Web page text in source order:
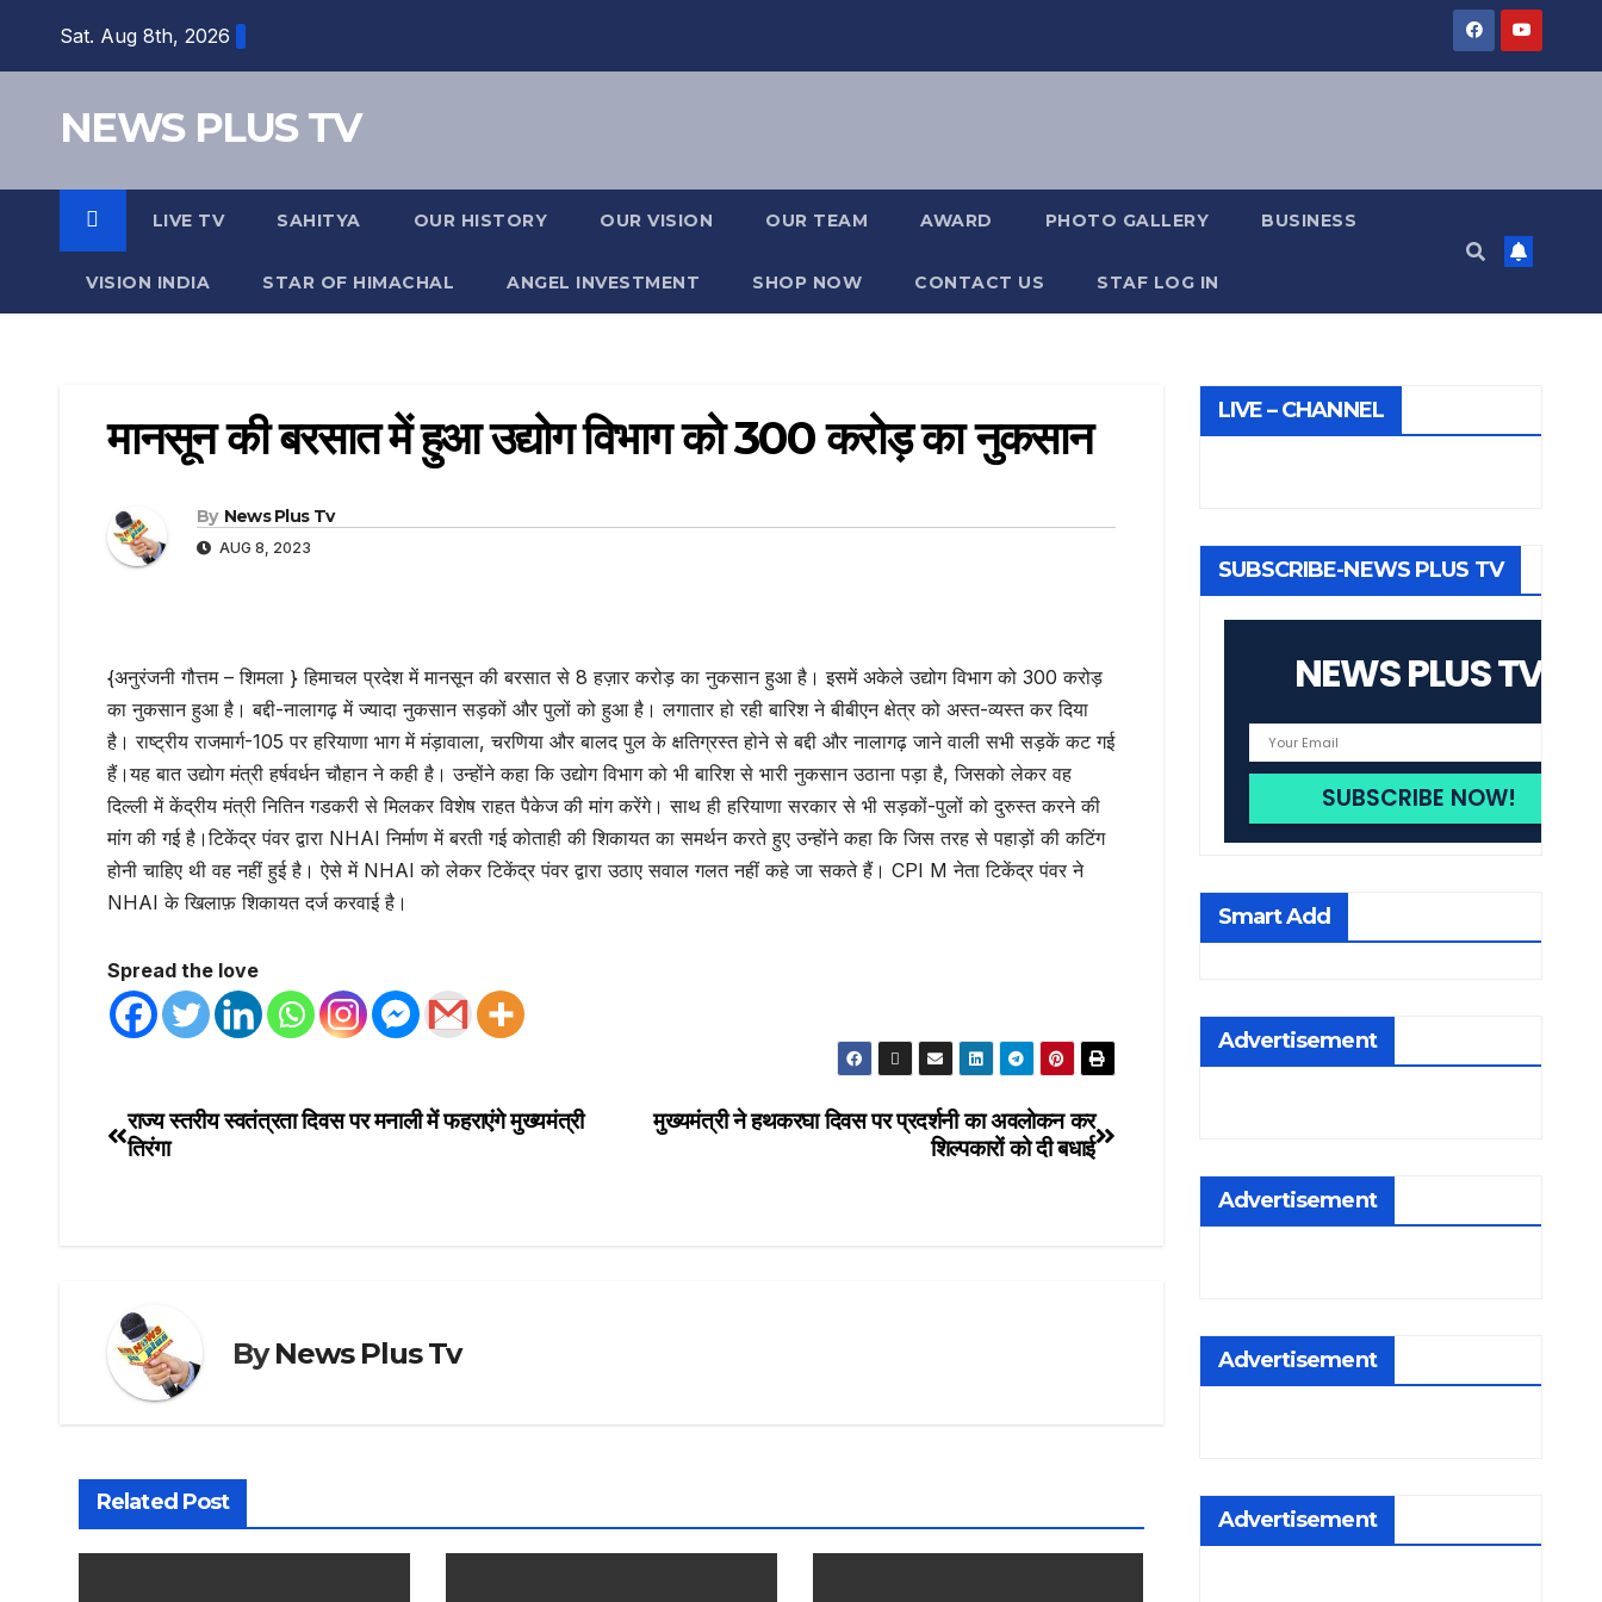
Sat. Aug 8th, 2026
NEWS PLUS TV
LIVE TV SAHITYA OUR HISTORY OUR VISION OUR TEAM AWARD PHOTO GALLERY BUSINESS
VISION INDIA STAR OF HIMACHAL ANGEL INVESTMENT SHOP NOW CONTACT US STAF LOG IN
मानसून की बरसात में हुआ उद्योग विभाग को 300 करोड़ का नुकसान
By News Plus Tv
AUG 8, 2023
{अनुरंजनी गौत्तम – शिमला } हिमाचल प्रदेश में मानसून की बरसात से 8 हज़ार करोड़ का नुकसान हुआ है। इसमें अकेले उद्योग विभाग को 300 करोड़
का नुकसान हुआ है। बद्दी-नालागढ़ में ज्यादा नुकसान सड़कों और पुलों को हुआ है। लगातार हो रही बारिश ने बीबीएन क्षेत्र को अस्त-व्यस्त कर दिया
है। राष्ट्रीय राजमार्ग-105 पर हरियाणा भाग में मंड़ावाला, चरणिया और बालद पुल के क्षतिग्रस्त होने से बद्दी और नालागढ़ जाने वाली सभी सड़कें कट गई
हैं।यह बात उद्योग मंत्री हर्षवर्धन चौहान ने कही है। उन्होंने कहा कि उद्योग विभाग को भी बारिश से भारी नुकसान उठाना पड़ा है, जिसको लेकर वह
दिल्ली में केंद्रीय मंत्री नितिन गडकरी से मिलकर विशेष राहत पैकेज की मांग करेंगे। साथ ही हरियाणा सरकार से भी सड़कों-पुलों को दुरुस्त करने की
मांग की गई है।टिकेंद्र पंवर द्वारा NHAI निर्माण में बरती गई कोताही की शिकायत का समर्थन करते हुए उन्होंने कहा कि जिस तरह से पहाड़ों की कटिंग
होनी चाहिए थी वह नहीं हुई है। ऐसे में NHAI को लेकर टिकेंद्र पंवर द्वारा उठाए सवाल गलत नहीं कहे जा सकते हैं। CPI M नेता टिकेंद्र पंवर ने
NHAI के खिलाफ़ शिकायत दर्ज करवाई है।
Spread the love
मुख्यमंत्री ने हथकरघा दिवस पर प्रदर्शनी का अवलोकन कर
शिल्पकारों को दी बधाई
राज्य स्तरीय स्वतंत्रता दिवस पर मनाली में फहराएंगे मुख्यमंत्री
तिरंगा
ByNews Plus Tv
Related Post
LIVE – CHANNEL
SUBSCRIBE-NEWS PLUS TV
NEWS PLUS TV
Smart Add
Advertisement
Advertisement
Advertisement
Advertisement